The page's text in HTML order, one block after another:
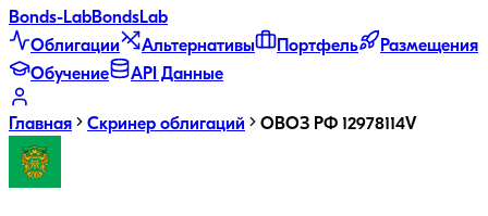
Bonds-LabBondsLab
Облигации
Альтернативы Портфель
Размещения
Обучение
API Данные
Главная Скринер облигаций ОВОЗ РФ 12978114V